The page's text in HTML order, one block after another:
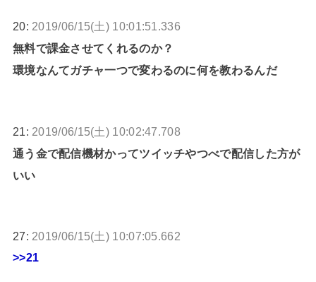
20: 2019/06/15(土) 10:01:51.336
無料で課金させてくれるのか？
環境なんてガチャ一つで変わるのに何を教わるんだ
21: 2019/06/15(土) 10:02:47.708
通う金で配信機材かってツイッチやつべで配信した方が
いい
27: 2019/06/15(土) 10:07:05.662
>>21